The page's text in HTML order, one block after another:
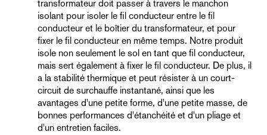
transformateur doit passer à travers le manchon
isolant pour isoler le fil conducteur entre le fil
conducteur et le boîtier du transformateur, et pour
fixer le fil conducteur en même temps. Notre produit
isole non seulement le sol en tant que fil conducteur,
mais sert également à fixer le fil conducteur. De plus, il
a la stabilité thermique et peut résister à un court-
circuit de surchauffe instantané, ainsi que les
avantages d'une petite forme, d'une petite masse, de
bonnes performances d'étanchéité et d'un pliage et
d'un entretien faciles.